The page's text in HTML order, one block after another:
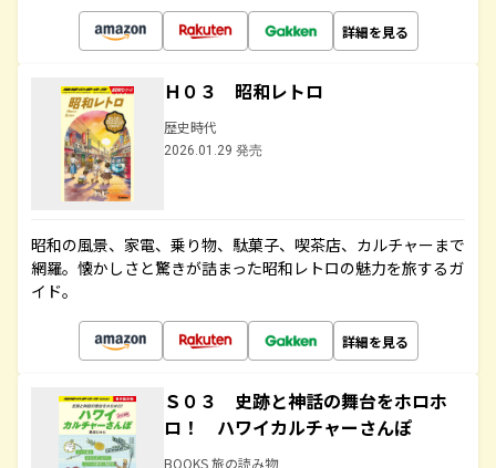
詳細を見る
Ｈ０３ 昭和レトロ
歴史時代
2026.01.29 発売
昭和の風景、家電、乗り物、駄菓子、喫茶店、カルチャーまで
網羅。懐かしさと驚きが詰まった昭和レトロの魅力を旅するガ
イド。
詳細を見る
Ｓ０３ 史跡と神話の舞台をホロホ
ロ！ ハワイカルチャーさんぽ
BOOKS 旅の読み物